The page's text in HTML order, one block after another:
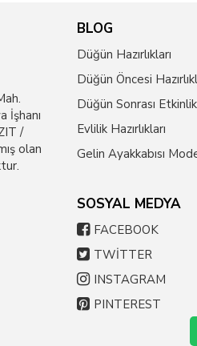
İşhanı
/
olan
BLOG
Düğün Hazırlıkları
Düğün Öncesi
Düğün Sonrası
Evlilik Hazırlıkları
Gelin Ayakkabısı
SOSYAL MEDYA
FACEBOOK
TWİTTER
INSTAGRAM
PINTEREST